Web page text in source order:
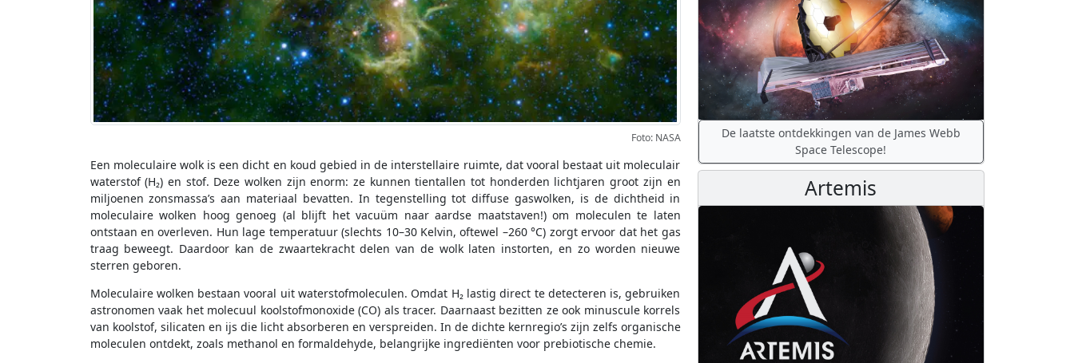
Foto: NASA
Een moleculaire wolk is een dicht en koud gebied in de interstellaire ruimte, dat vooral bestaat uit moleculair
waterstof (H₂) en stof. Deze wolken zijn enorm: ze kunnen tientallen tot honderden lichtjaren groot zijn en
miljoenen zonsmassa’s aan materiaal bevatten. In tegenstelling tot diffuse gaswolken, is de dichtheid in
moleculaire wolken hoog genoeg (al blijft het vacuüm naar aardse maatstaven!) om moleculen te laten
ontstaan en overleven. Hun lage temperatuur (slechts 10–30 Kelvin, oftewel –260 °C) zorgt ervoor dat het gas
traag beweegt. Daardoor kan de zwaartekracht delen van de wolk laten instorten, en zo worden nieuwe
sterren geboren.
Moleculaire wolken bestaan vooral uit waterstofmoleculen. Omdat H₂ lastig direct te detecteren is, gebruiken
astronomen vaak het molecuul koolstofmonoxide (CO) als tracer. Daarnaast bezitten ze ook minuscule korrels
van koolstof, silicaten en ijs die licht absorberen en verspreiden. In de dichte kernregio’s zijn zelfs organische
moleculen ontdekt, zoals methanol en formaldehyde, belangrijke ingrediënten voor prebiotische chemie.
De laatste ontdekkingen van de James Webb
Space Telescope!
Artemis